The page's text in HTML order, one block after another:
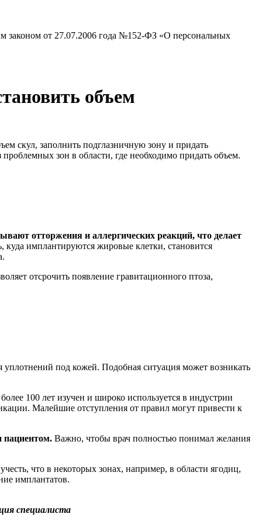
законом от 27.07.2006 года №152-ФЗ «О персональных
объем
скул, заполнить подглазничную зону и придать
зон в области, где необходимо придать объем.
отторжения и аллергических реакций, что делает
куда имплантируются жировые клетки, становится
отсрочить появление гравитационного птоза,
под кожей. Подобная ситуация может возникать
100 лет изучен и широко используется в индустрии
Малейшие отступления от правил могут привести к
пациентом. Важно, чтобы врач полностью понимал желания
что в некоторых зонах, например, в области ягодиц,
имплантатов.
специалиста